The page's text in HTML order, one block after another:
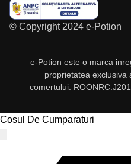
© Copyright 2024 e-Potion
e-Potion este o marca
proprietatea exclusiva
comertului:
Cosul De Cumparaturi